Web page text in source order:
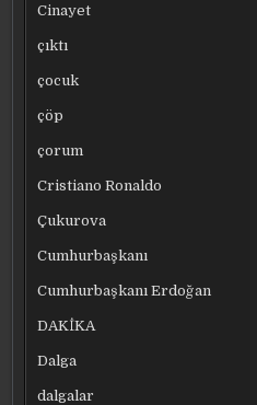
Cinayet
çıktı
çocuk
çöp
çorum
Cristiano Ronaldo
Çukurova
Cumhurbaşkanı
Cumhurbaşkanı Erdoğan
DAKİKA
Dalga
dalgalar